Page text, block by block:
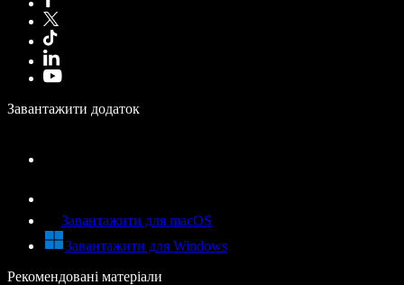
Завантажити додаток
Завантажити для macOS
Завантажити для Windows
Рекомендовані матеріали